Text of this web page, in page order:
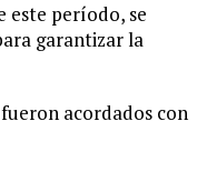
este período, se
garantizar la
acordados con